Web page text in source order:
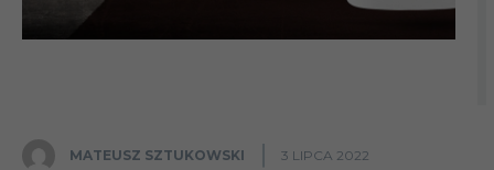
MATEUSZ SZTUKOWSKI 3 LIPCA 2022